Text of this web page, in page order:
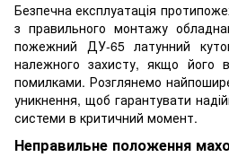
Безпечна експлуатація
з правильного монтажу
пожежний ДУ-65 латунний
належного захисту, якщо його
помилками. Розглянемо
уникнення, щоб гарантувати
системи в критичний момент.
Неправильне положення